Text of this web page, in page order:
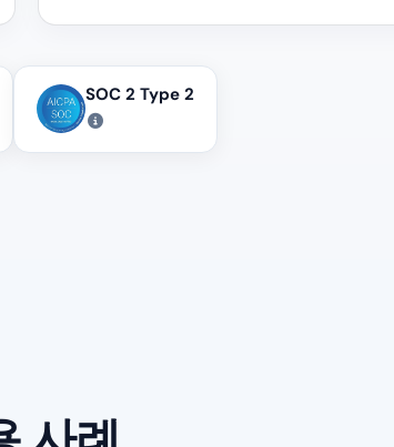
SOC 2 Type 2